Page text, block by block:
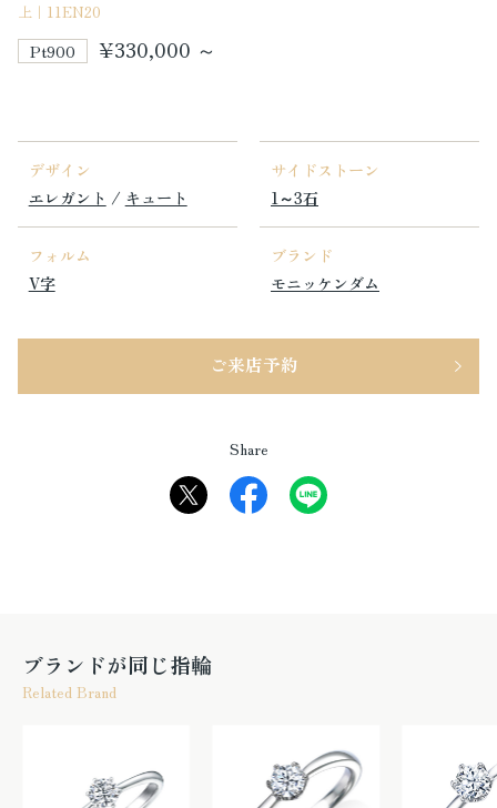
上｜11EN20
Pt900 ¥330,000 ～
デザイン
エレガント / キュート
サイドストーン
1～3石
フォルム
V字
ブランド
モニッケンダム
ご来店予約
Share
ブランドが同じ指輪
Related Brand